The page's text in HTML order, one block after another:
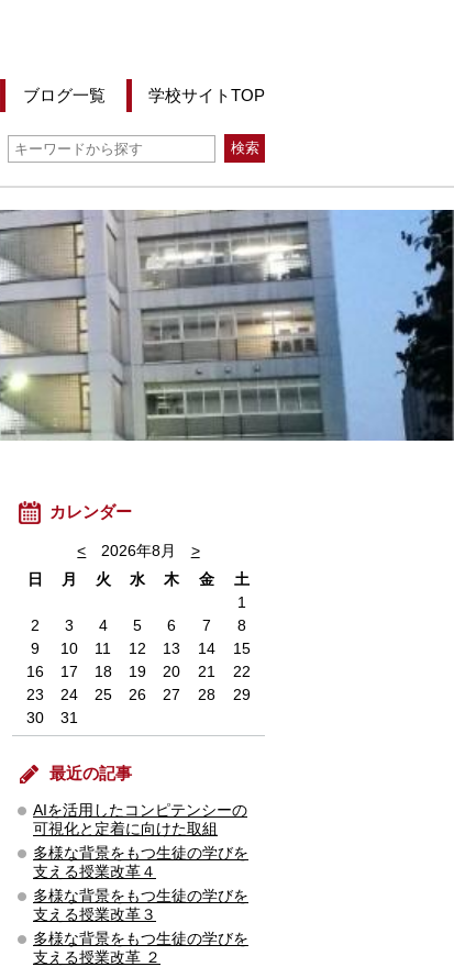
ブログ一覧 学校サイトTOP
カレンダー
< 2026年8月
>
日
月 火 水 木 金
土
1
2
3 4 5 6 7
8
9
10 11 12 13 14
15
16
17 18 19 20 21
22
23
24 25 26 27 28
29
30
31
最近の記事
AIを活用したコンピテンシーの
可視化と定着に向けた取組
多様な背景をもつ生徒の学びを
支える授業改革４
多様な背景をもつ生徒の学びを
支える授業改革３
多様な背景をもつ生徒の学びを
支える授業改革 ２